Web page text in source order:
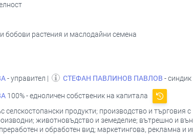
бобови растения и маслодайни семена
- управител | СТЕФАН ПАВЛИНОВ ПАВЛОВ - синдик
100% - едноличен собственик на капитала
селскостопански продукти; производство и търговия
животновъдство и земеделие; вътрешно и
и обработен вид; маркетингова, рекламна и